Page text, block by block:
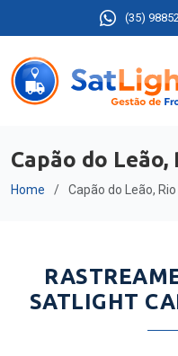
(35)
Capão do Leão,
Home Capão do Leão,
SATLIGHT